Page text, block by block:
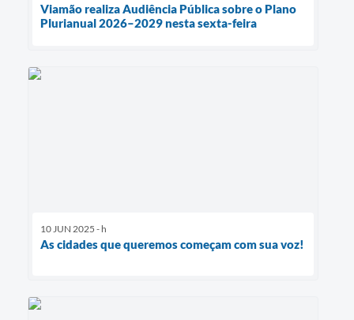
Viamão realiza Audiência Pública sobre o Plano
Plurianual 2026–2029 nesta sexta-feira
10 JUN 2025 - h
As cidades que queremos começam com sua voz!